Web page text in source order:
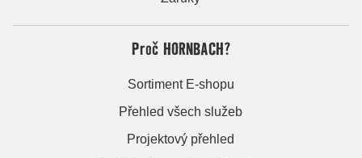
Proč HORNBACH?
Sortiment E-shopu
Přehled všech služeb
Projektový přehled